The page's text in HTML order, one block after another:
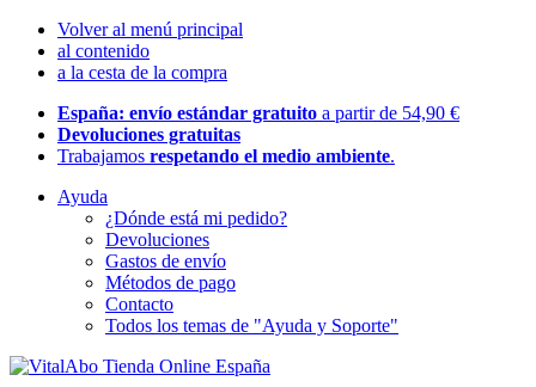
Volver al menú principal
al contenido
a la cesta de la compra
España: envío estándar gratuito a partir de 54,90 €
Devoluciones gratuitas
Trabajamos respetando el medio ambiente.
Ayuda
¿Dónde está mi pedido?
Devoluciones
Gastos de envío
Métodos de pago
Contacto
Todos los temas de "Ayuda y Soporte"